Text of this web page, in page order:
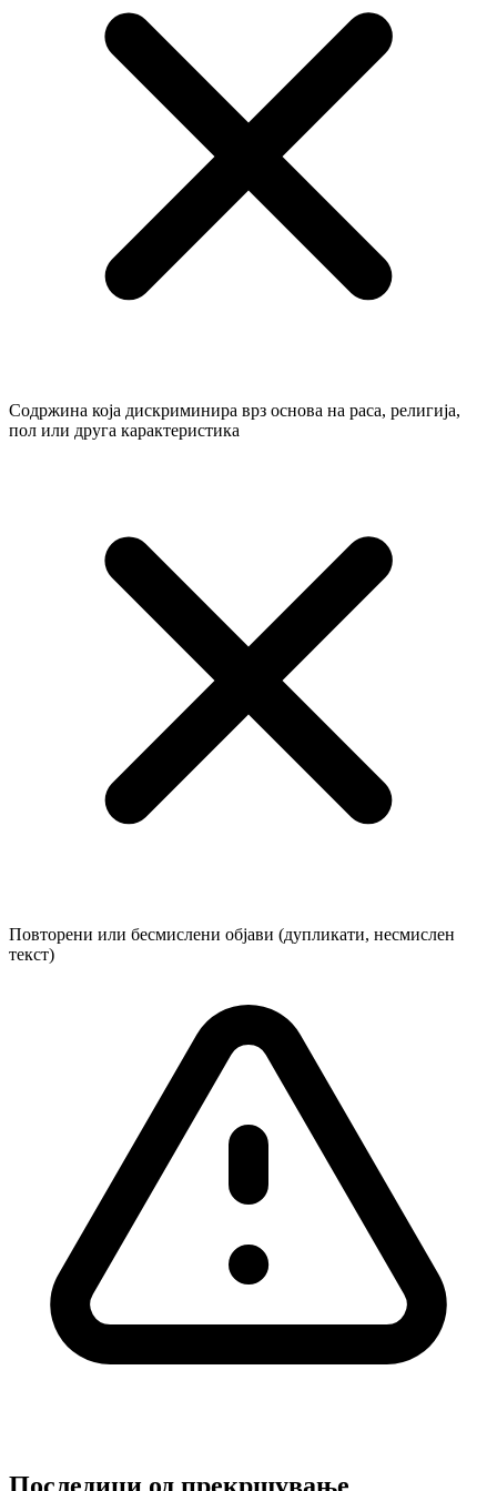
Содржина која дискриминира врз основа на раса, религија,
пол или друга карактеристика
Повторени или бесмислени објави (дупликати, несмислен
текст)